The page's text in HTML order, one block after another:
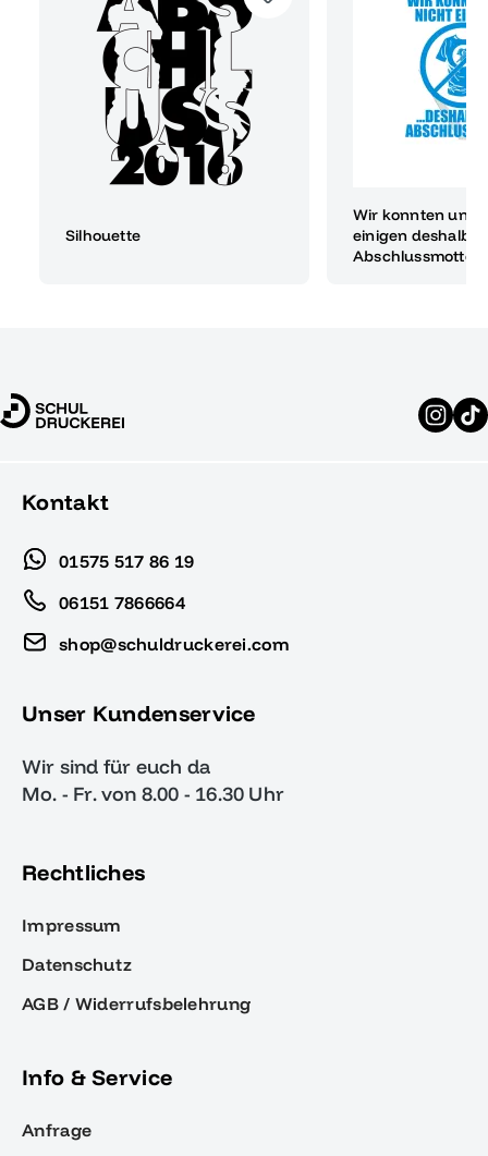
Silhouette
Wir konnten uns
einigen deshalb
Abschlussmotto
Kontakt
01575 517 86 19
06151 7866664
shop@schuldruckerei.com
Unser Kundenservice
Wir sind für euch da
Mo. - Fr. von 8.00 - 16.30 Uhr
Rechtliches
Impressum
Datenschutz
AGB / Widerrufsbelehrung
Info & Service
Anfrage